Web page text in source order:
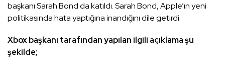
başkanı Sarah Bond da katıldı. Sarah Bond, Apple’ın yeni
politikasında hata yaptığına inandığını dile getirdi.​
Xbox başkanı tarafından yapılan ilgili açıklama şu
şekilde;